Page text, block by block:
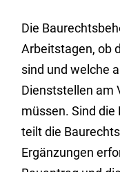
Die
Arbeitstagen, ob
sind und welche
Dienststellen am
müssen. Sind die
teilt die
Ergänzungen